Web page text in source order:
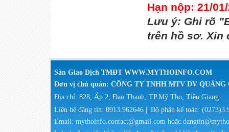
Hạn nộp: 21/
Lưu ý: Ghi rõ
trên hồ sơ. Xin
Sàn Giao Dịch TMĐT WWW.MYTHOINFO.COM
Đơn vị chủ quản: CÔNG TY TNHH MTV DV QUẢNG
Địa chỉ: 828, Ấp 2, Đạo Thạnh, TP.Mỹ Tho, Tiền Giang
Liên hệ đăng tin: 0913.962646 || Bộ phận kế toán:
Email: mythoinfo.contact@gmail.com hoặc